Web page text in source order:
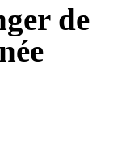
de